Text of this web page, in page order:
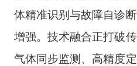
体精准识别与故障自诊
增强。技术融合正打破
气体同步监测、高精度